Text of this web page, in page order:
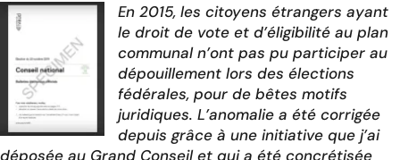
En 2015, les citoyens étrangers ayant
le droit de vote et d’éligibilité au plan
communal n’ont pas pu participer au
dépouillement lors des élections
fédérales, pour de bêtes motifs
juridiques. L’anomalie a été corrigée
depuis grâce à une initiative que j’ai
déposée au Grand Conseil et qui a été concrétisée